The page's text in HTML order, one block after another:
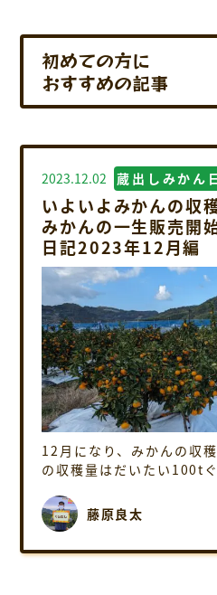
初めての方に
おすすめの記事
2023.12.02 蔵出しみかん
いよいよみかんの収
みかんの一生販売開
日記2023年12月編
12月になり、みかんの収
の収穫量はだいたい100t
の半分の50tぐらいの収
出しみかん産地ならでは
でいます。 昨月もお伝え
藤原良太